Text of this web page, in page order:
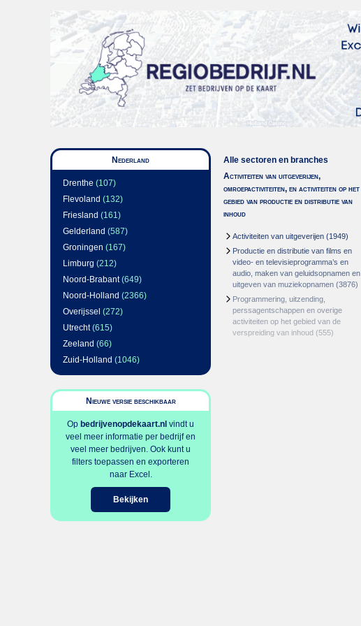
Nederland
Drenthe (107)
Flevoland (132)
Friesland (161)
Gelderland (587)
Groningen (167)
Limburg (212)
Noord-Brabant(649)
Noord-Holland (2366)
Overijssel (272)
Utrecht(615)
Zeeland (66)
Zuid-Holland (1046)
Nieuwe versie beschikbaar
Op bedrijvenopdekaart.nl vindt u
veel meer informatie per bedrijf en
veel meer bedrijven. Ook kunt u
filters toepassen en exporteren
naar Excel.
Bekijken
Alle sectoren en branches
Activiteiten van uitgeverijen,
omroepactiviteiten, en activiteiten op het
gebied van productie en distributie van
inhoud
Activiteiten van uitgeverijen (1949)
Productie en distributie van films en
video- en televisieprogramma’s en
audio, maken van geluidsopnamen en
uitgeven van muziekopnamen (3876)
Programmering, uitzending,
perssagentschappen en overige
activiteiten op het gebied van de
verspreiding van inhoud (555)